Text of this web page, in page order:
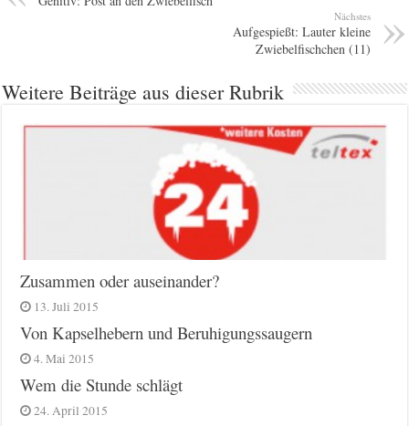
Nächstes
Aufgespießt: Lauter kleine
Zwiebelfischchen (11)
Weitere Beiträge aus dieser Rubrik
Zusammen oder auseinander?
13. Juli 2015
Von Kapselhebern und Beruhigungssaugern
4. Mai 2015
Wem die Stunde schlägt
24. April 2015